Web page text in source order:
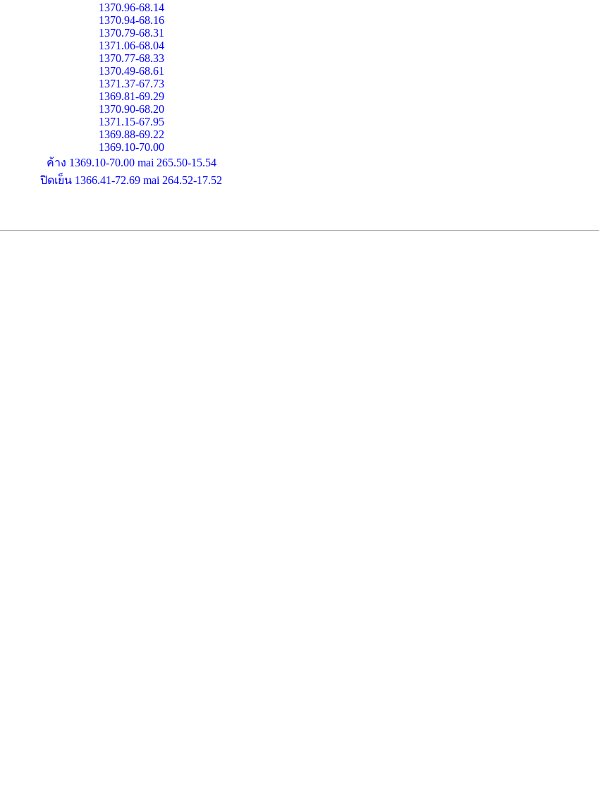
1370.96-68.14
1370.94-68.16
1370.79-68.31
1371.06-68.04
1370.77-68.33
1370.49-68.61
1371.37-67.73
1369.81-69.29
1370.90-68.20
1371.15-67.95
1369.88-69.22
1369.10-70.00
ค้าง 1369.10-70.00 mai 265.50-15.54
ปิดเย็น 1366.41-72.69 mai 264.52-17.52